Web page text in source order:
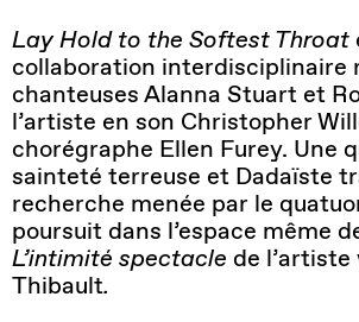
Lay Hold to the Softest Throat
collaboration interdisciplinaire
chanteuses Alanna Stuart et
l’artiste en son Christopher
chorégraphe Ellen Furey. Une
sainteté terreuse et Dadaïste
recherche menée par le
poursuit dans l’espace même
L’intimité spectacle de l’artiste
Thibault.